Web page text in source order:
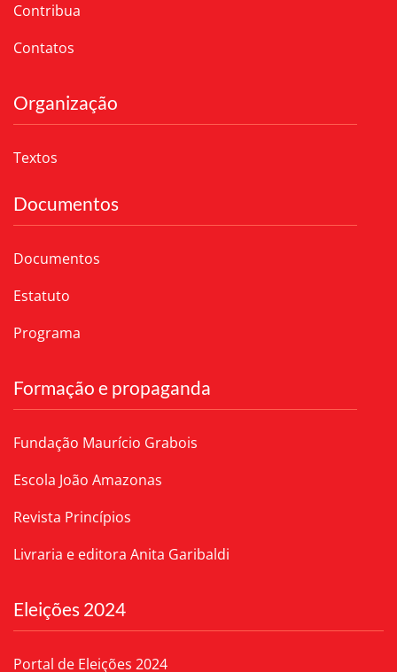
Contribua
Contatos
Organização
Textos
Documentos
Documentos
Estatuto
Programa
Formação e propaganda
Fundação Maurício Grabois
Escola João Amazonas
Revista Princípios
Livraria e editora Anita Garibaldi
Eleições 2024
Portal de Eleições 2024